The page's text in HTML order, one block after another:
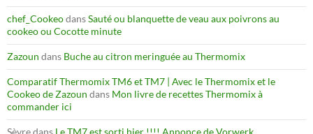
chef_CookeodansSauté ou blanquette de veau aux poivrons au
cookeo ou Cocotte minute
Zazoun dans Buche au citron meringuée au Thermomix
Comparatif Thermomix TM6 et TM7 | Avec le Thermomix et le
Cookeo de Zazoun dans Mon livre de recettes Thermomix à
commander ici
Sèvredans Le TM7 est sorti hier !!!! Annonce de Vorwerk